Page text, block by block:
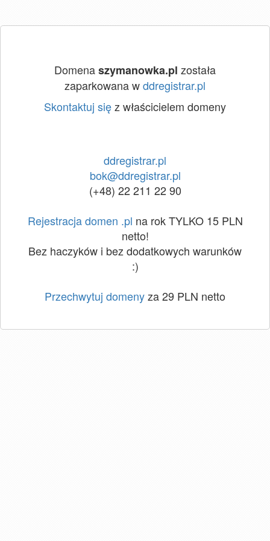
Domenaszymanowka.pl została
zaparkowana wddregistrar.pl
Skontaktuj sięz właścicielem domeny
ddregistrar.pl
bok@ddregistrar.pl
(+48) 22 211 22 90
Rejestracja domen .pl na rok TYLKO 15 PLN
netto!
Bez haczyków i bez dodatkowych warunków
:)
Przechwytuj domenyza 29 PLN netto